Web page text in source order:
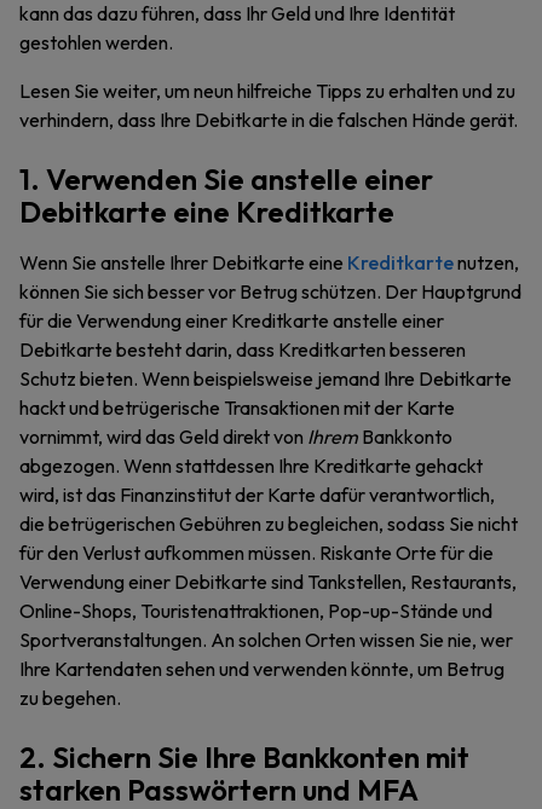
kann das dazu führen, dass Ihr Geld und Ihre Identität
gestohlen werden.
Lesen Sie weiter, um neun hilfreiche Tipps zu erhalten und zu
verhindern, dass Ihre Debitkarte in die falschen Hände gerät.
1. Verwenden Sie anstelle einer
Debitkarte eine Kreditkarte
Wenn Sie anstelle Ihrer Debitkarte eine Kreditkartenutzen,
können Sie sich besser vor Betrug schützen. Der Hauptgrund
für die Verwendung einer Kreditkarte anstelle einer
Debitkarte besteht darin, dass Kreditkarten besseren
Schutz bieten. Wenn beispielsweise jemand Ihre Debitkarte
hackt und betrügerische Transaktionen mit der Karte
vornimmt, wird das Geld direkt von Ihrem Bankkonto
abgezogen. Wenn stattdessen Ihre Kreditkarte gehackt
wird, ist das Finanzinstitut der Karte dafür verantwortlich,
die betrügerischen Gebühren zu begleichen, sodass Sie nicht
für den Verlust aufkommen müssen. Riskante Orte für die
Verwendung einer Debitkarte sind Tankstellen, Restaurants,
Online-Shops, Touristenattraktionen, Pop-up-Stände und
Sportveranstaltungen. An solchen Orten wissen Sie nie, wer
Ihre Kartendaten sehen und verwenden könnte, um Betrug
zu begehen.
2. Sichern Sie Ihre Bankkonten mit
starken Passwörtern und MFA